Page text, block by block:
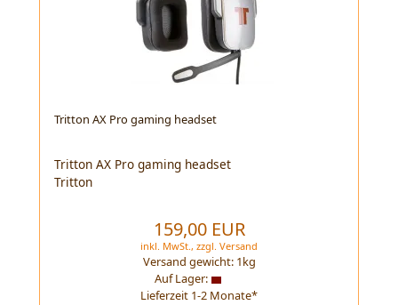
Tritton AX Pro gaming headset
Tritton AX Pro gaming headset
Tritton
159,00 EUR
inkl. MwSt., zzgl. Versand
Versand gewicht: 1kg
Auf Lager:
Lieferzeit 1-2 Monate*